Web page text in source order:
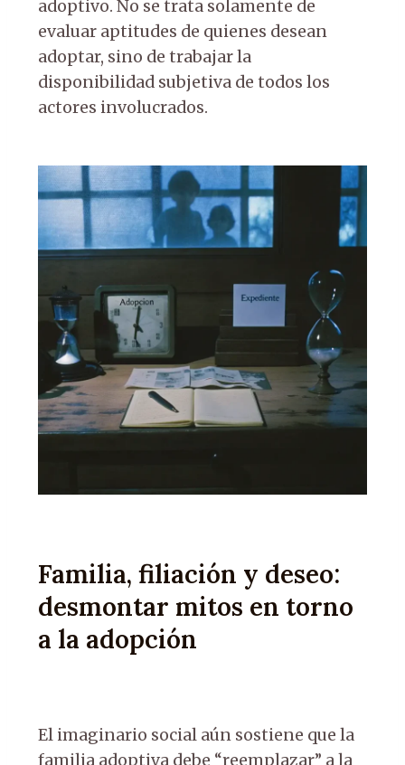
adoptivo. No se trata solamente de
evaluar aptitudes de quienes desean
adoptar, sino de trabajar la
disponibilidad subjetiva de todos los
actores involucrados.
Familia, filiación y deseo:
desmontar mitos en torno
a la adopción
El imaginario social aún sostiene que la
familia adoptiva debe “reemplazar” a la